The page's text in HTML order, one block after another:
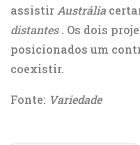
assistir Austrália
distantes . Os dois
posicionados um
coexistir.
Fonte: Variedade